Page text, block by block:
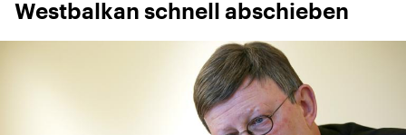
Westbalkan schnell abschieben